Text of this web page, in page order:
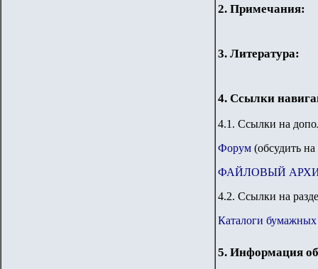
2. Примечания:
3. Литература:
4. Ссылки
4.1. Ссылки на
Форум (обсудить
ФАЙЛОВЫЙ
4.2. Ссылки на
Каталоги
5. Информация